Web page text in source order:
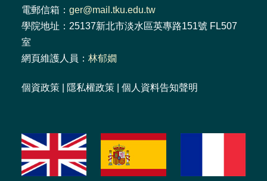
電郵信箱： ger@mail.tku.edu.tw
學院地址：25137新北市淡水區英專路151號 FL507
室
網頁維護人員： 林郁嫺
個資政策 隱私權政策 個人資料告知聲明